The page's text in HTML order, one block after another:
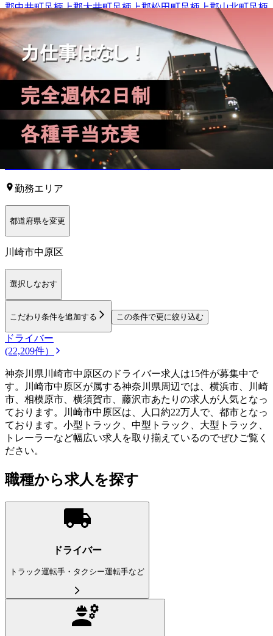
郡中井町足柄上郡大井町足柄上郡松田町足柄上郡山北町足柄
下郡箱根町足柄下郡湯河原町愛甲郡愛川町
神奈川県川崎市中原区
の人気条件から
探す
正社員トラック大型トラック・大型免許
中型トラック・中型
免許長距離回送
関東】他の都道府県から 探す
群馬県 埼玉県千葉県 東京都
勤務エリア
都道府県を変更
川崎市中原区
選択しなおす
こだわり条件を追加する この条件で更に絞り込む
ドライバー
(22,209件）
神奈川県川崎市中原区のドライバー求人は15件が募集中で
す。川崎市中原区が属する神奈川県周辺では、横浜市、川崎
市、相模原市、横須賀市、藤沢市あたりの求人が人気となっ
ております。川崎市中原区は、人口約22万人で、都市となっ
ております。小型トラック、中型トラック、大型トラック、
トレーラーなど幅広い求人を取り揃えているのでぜひご覧く
ださい。
職種から求人を探す
ドライバー
トラック運転手・タクシー運転手など